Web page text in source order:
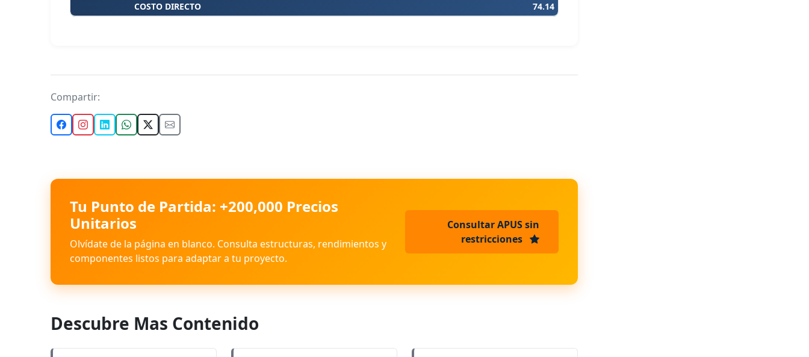
COSTO DIRECTO
74.14
Compartir:
Tu Punto de Partida: +200,000 Precios
Unitarios
Olvídate de la página en blanco. Consulta estructuras, rendimientos y
componentes listos para adaptar a tu proyecto.
Consultar APUS sin
restricciones
Descubre Mas Contenido